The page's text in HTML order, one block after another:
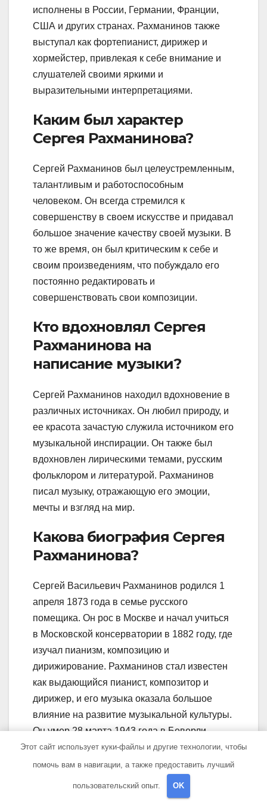
исполнены в России, Германии, Франции,
США и других странах. Рахманинов также
выступал как фортепианист, дирижер и
хормейстер, привлекая к себе внимание и
слушателей своими яркими и
выразительными интерпретациями.
Каким был характер
Сергея Рахманинова?
Сергей Рахманинов был целеустремленным,
талантливым и работоспособным
человеком. Он всегда стремился к
совершенству в своем искусстве и придавал
большое значение качеству своей музыки. В
то же время, он был критическим к себе и
своим произведениям, что побуждало его
постоянно редактировать и
совершенствовать свои композиции.
Кто вдохновлял Сергея
Рахманинова на
написание музыки?
Сергей Рахманинов находил вдохновение в
различных источниках. Он любил природу, и
ее красота зачастую служила источником его
музыкальной инспирации. Он также был
вдохновлен лирическими темами, русским
фольклором и литературой. Рахманинов
писал музыку, отражающую его эмоции,
мечты и взгляд на мир.
Какова биография Сергея
Рахманинова?
Сергей Васильевич Рахманинов родился 1
апреля 1873 года в семье русского
помещика. Он рос в Москве и начал учиться
в Московской консерватории в 1882 году, где
изучал пианизм, композицию и
дирижирование. Рахманинов стал известен
как выдающийся пианист, композитор и
дирижер, и его музыка оказала большое
влияние на развитие музыкальной культуры.
Он умер 28 марта 1943 года в Беверли
Хиллс, Калифорния.
Этот сайт использует куки-файлы и другие технологии, чтобы
помочь вам в навигации, а также предоставить лучший
пользовательский опыт. OK